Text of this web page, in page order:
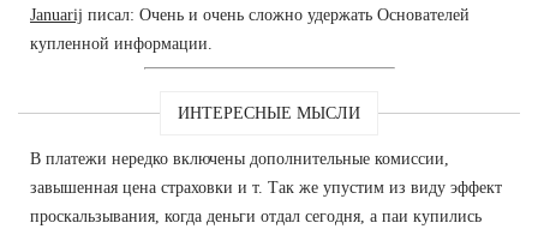
Januarij писал: Очень и очень сложно удержать Основателей
купленной информации.
ИНТЕРЕСНЫЕ МЫСЛИ
В платежи нередко включены дополнительные комиссии,
завышенная цена страховки и т. Так же упустим из виду эффект
проскальзывания, когда деньги отдал сегодня, а паи купились